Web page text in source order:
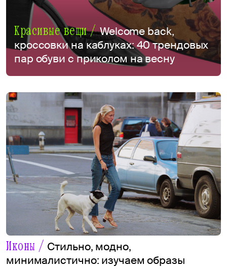
Красивые вещи / Welcome back,
кроссовки на каблуках: 40 трендовых
пар обуви с приколом на весну
Иконы / Стильно, модно,
минималистично: изучаем образы